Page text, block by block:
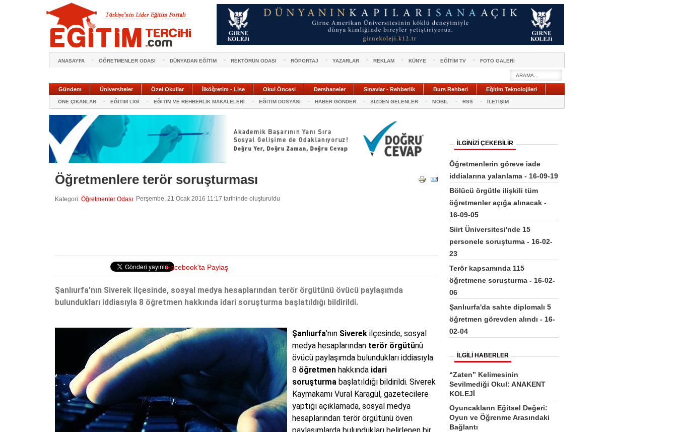
ANASAYFA ÖĞRETMENLER ODASI DÜNYADAN EĞİTİM REKTÖRÜN ODASI RÖPORTAJ YAZARLAR REKLAM KÜNYE EĞİTİM TV FOTO GALERİ
Gündem Üniversiteler Özel Okullar İlköğretim - Lise Okul Öncesi Dershaneler Sınavlar - Rehberlik Burs Rehberi Eğitim Teknolojileri
ÖNE ÇIKANLAR EĞİTİM LİGİ EĞİTİM VE REHBERLİK MAKALELERİ EĞİTİM DOSYASI HABER GÖNDER SİZDEN GELENLER MOBIL RSS İLETİŞİM
Öğretmenlere terör soruşturması
Kategori: Öğretmenler Odası Perşembe, 21 Ocak 2016 11:17 tarihinde oluşturuldu
Facebook'ta Paylaş
Şanlıurfa'nın Siverek ilçesinde, sosyal medya hesaplarından terör örgütünü övücü paylaşımda
bulundukları iddiasıyla 8 öğretmen hakkında idari soruşturma başlatıldığı bildirildi.
Şanlıurfa'nın Siverek ilçesinde, sosyal
medya hesaplarından terör örgütünü
övücü paylaşımda bulundukları iddiasıyla
8 öğretmen hakkında idari
soruşturma başlatıldığı bildirildi. Siverek
Kaymakamı Vural Karagül, gazetecilere
yaptığı açıklamada, sosyal medya
hesaplarından terör örgütünü öven
İLGİNİZİ ÇEKEBİLİR
Öğretmenlerin göreve iade
iddialarına yalanlama - 16-09-19
Bölücü örgütle ilişkili tüm
öğretmenler açığa alınacak -
16-09-05
Siirt Üniversitesi'nde 15
personele soruşturma - 16-02-
23
Terör kapsamında 115
öğretmene soruşturma - 16-02-
06
Şanlıurfa'da sahte diplomalı 5
öğretmen görevden alındı - 16-
02-04
İLGİLİ HABERLER
“Zaten” Kelimesinin
Sevilmediği Okul: ANAKENT
KOLEJİ
Oyuncakların Eğitsel Değeri:
Oyun ve Öğrenme Arasındaki
Bağlantı